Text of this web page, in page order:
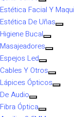
Estética Facial Y
Estética De Uñas
Higiene Bucal
Masajeadores
Espejos Led
Cables Y Otros
Lápices Ópticos
De Audio
Fibra Óptica